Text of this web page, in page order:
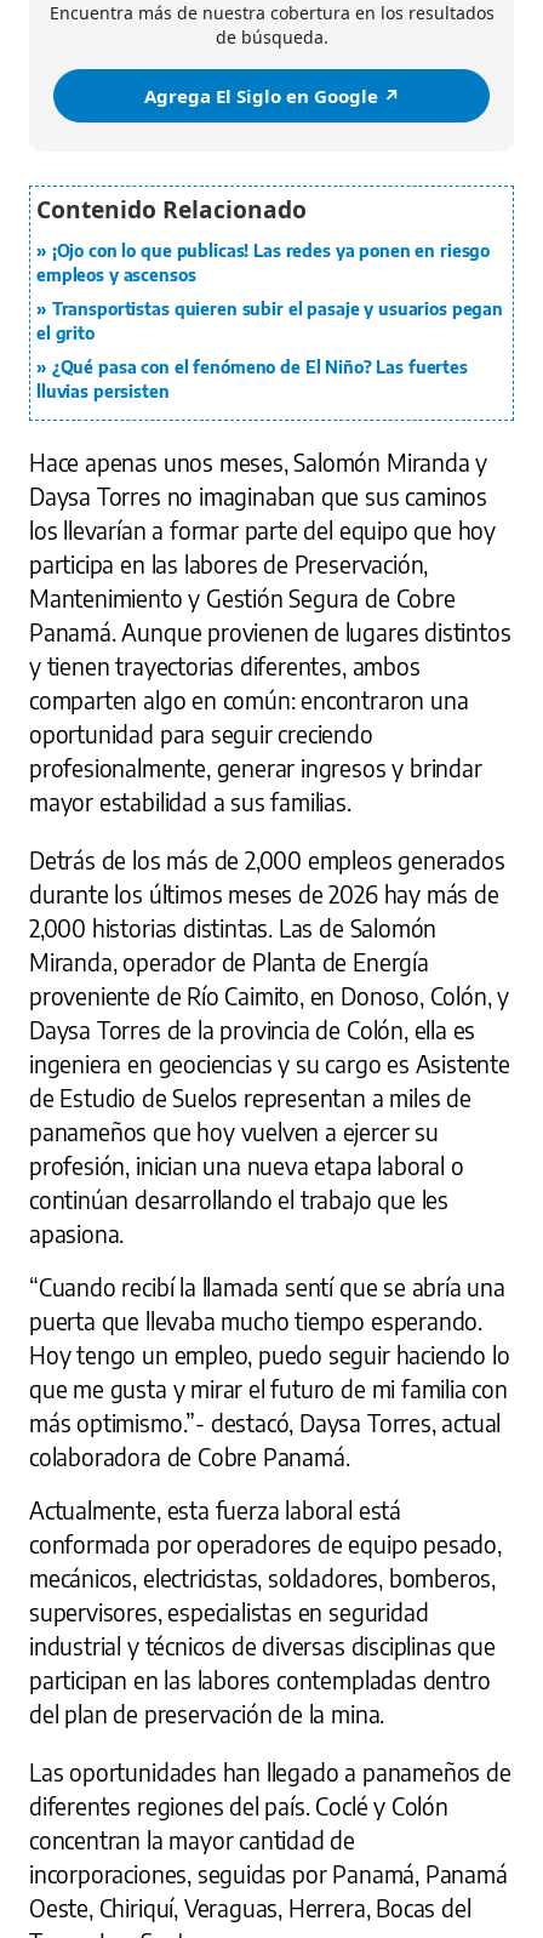
Encuentra más de nuestra cobertura en los resultados
de búsqueda.
Agrega El Siglo en Google ↗️
¡Ojo con lo que publicas! Las redes ya ponen en riesgo
empleos y ascensos
Transportistas quieren subir el pasaje y usuarios pegan
el grito
¿Qué pasa con el fenómeno de El Niño? Las fuertes
lluvias persisten
Hace apenas unos meses, Salomón Miranda y
Daysa Torres no imaginaban que sus caminos
los llevarían a formar parte del equipo que hoy
participa en las labores de Preservación,
Mantenimiento y Gestión Segura de Cobre
Panamá. Aunque provienen de lugares distintos
y tienen trayectorias diferentes, ambos
comparten algo en común: encontraron una
oportunidad para seguir creciendo
profesionalmente, generar ingresos y brindar
mayor estabilidad a sus familias.
Detrás de los más de 2,000 empleos generados
durante los últimos meses de 2026 hay más de
2,000 historias distintas. Las de Salomón
Miranda, operador de Planta de Energía
proveniente de Río Caimito, en Donoso, Colón, y
Daysa Torres de la provincia de Colón, ella es
ingeniera en geociencias y su cargo es Asistente
de Estudio de Suelos representan a miles de
panameños que hoy vuelven a ejercer su
profesión, inician una nueva etapa laboral o
continúan desarrollando el trabajo que les
apasiona.
“Cuando recibí la llamada sentí que se abría una
puerta que llevaba mucho tiempo esperando.
Hoy tengo un empleo, puedo seguir haciendo lo
que me gusta y mirar el futuro de mi familia con
más optimismo.”- destacó, Daysa Torres, actual
colaboradora de Cobre Panamá.
Actualmente, esta fuerza laboral está
conformada por operadores de equipo pesado,
mecánicos, electricistas, soldadores, bomberos,
supervisores, especialistas en seguridad
industrial y técnicos de diversas disciplinas que
participan en las labores contempladas dentro
del plan de preservación de la mina.
Las oportunidades han llegado a panameños de
diferentes regiones del país. Coclé y Colón
concentran la mayor cantidad de
incorporaciones, seguidas por Panamá, Panamá
Oeste, Chiriquí, Veraguas, Herrera, Bocas del